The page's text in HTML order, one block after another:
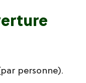
personne).